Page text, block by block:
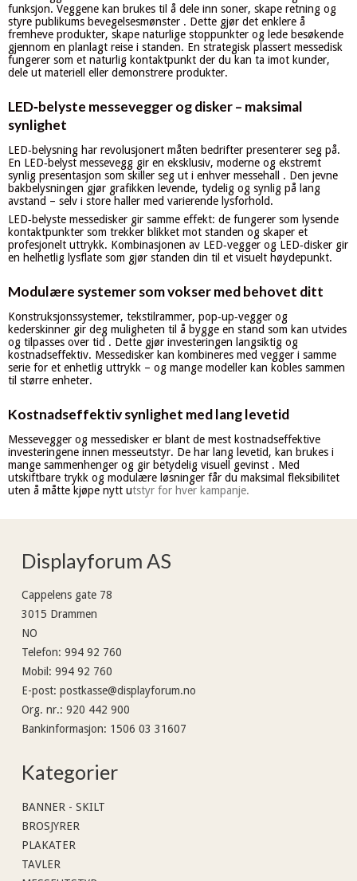
funksjon. Veggene kan brukes til å dele inn soner, skape retning og
styre publikums bevegelsesmønster . Dette gjør det enklere å
fremheve produkter, skape naturlige stoppunkter og lede besøkende
gjennom en planlagt reise i standen. En strategisk plassert messedisk
fungerer som et naturlig kontaktpunkt der du kan ta imot kunder,
dele ut materiell eller demonstrere produkter.
LED‑belyste messevegger og disker – maksimal
synlighet
LED‑belysning har revolusjonert måten bedrifter presenterer seg på.
En LED‑belyst messevegg gir en eksklusiv, moderne og ekstremt
synlig presentasjon som skiller seg ut i enhver messehall . Den jevne
bakbelysningen gjør grafikken levende, tydelig og synlig på lang
avstand – selv i store haller med varierende lysforhold.
LED‑belyste messedisker gir samme effekt: de fungerer som lysende
kontaktpunkter som trekker blikket mot standen og skaper et
profesjonelt uttrykk. Kombinasjonen av LED‑vegger og LED‑disker gir
en helhetlig lysflate som gjør standen din til et visuelt høydepunkt.
Modulære systemer som vokser med behovet ditt
Konstruksjonssystemer, tekstilrammer, pop‑up‑vegger og
kederskinner gir deg muligheten til å bygge en stand som kan utvides
og tilpasses over tid . Dette gjør investeringen langsiktig og
kostnadseffektiv. Messedisker kan kombineres med vegger i samme
serie for et enhetlig uttrykk – og mange modeller kan kobles sammen
til større enheter.
Kostnadseffektiv synlighet med lang levetid
Messevegger og messedisker er blant de mest kostnadseffektive
investeringene innen messeutstyr. De har lang levetid, kan brukes i
mange sammenhenger og gir betydelig visuell gevinst . Med
utskiftbare trykk og modulære løsninger får du maksimal fleksibilitet
uten å måtte kjøpe nytt utstyr for hver kampanje.
Displayforum AS
Cappelens gate 78
3015 Drammen
NO
Telefon: 994 92 760
Mobil : 994 92 760
E-post: postkasse@displayforum.no
Org. nr.: 920 442 900
Bankinformasjon: 1506 03 31607
Kategorier
BANNER - SKILT
BROSJYRER
PLAKATER
TAVLER